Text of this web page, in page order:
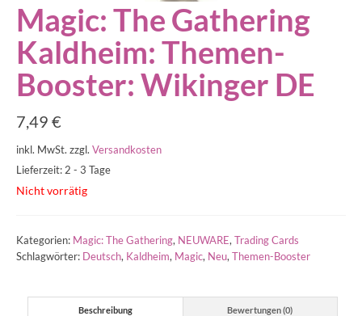
Magic: The Gathering
Kaldheim: Themen-
Booster: Wikinger DE
7,49 €
inkl. MwSt. zzgl. Versandkosten
Lieferzeit: 2 - 3 Tage
Nicht vorrätig
Kategorien: Magic: The Gathering, NEUWARE, Trading Cards
Schlagwörter: Deutsch, Kaldheim, Magic, Neu, Themen-Booster
Beschreibung Bewertungen (0)